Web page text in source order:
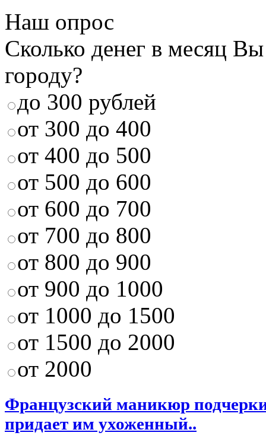
Наш опрос
Сколько денег в месяц
городу?
до 300 рублей
от 300 до 400
от 400 до 500
от 500 до 600
от 600 до 700
от 700 до 800
от 800 до 900
от 900 до 1000
от 1000 до 1500
от 1500 до 2000
от 2000
Французский маникюр
придает им ухоженный..